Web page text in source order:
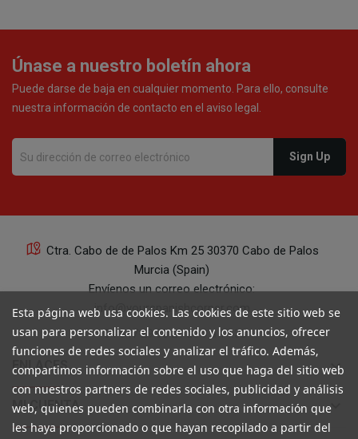
Únase a nuestro boletín ahora
Puede darse de baja en cualquier momento. Para ello, consulte
nuestra información de contacto en el aviso legal.
Ctra. Cabo de de Palos Km 25 30370 Cabo de Palos
Murcia (Spain)
Envíenos un correo electrónico:
info@yourspanishcorner.com
+34 647 29 98 21 de 9 a 14:30
ENLACES keyboard_arrow_down
MI CUENTA keyboard_arrow_down
Esta página web usa cookies. Las cookies de este sitio web se
usan para personalizar el contenido y los anuncios, ofrecer
funciones de redes sociales y analizar el tráfico. Además,
compartimos información sobre el uso que haga del sitio web
con nuestros partners de redes sociales, publicidad y análisis
web, quienes pueden combinarla con otra información que
les haya proporcionado o que hayan recopilado a partir del